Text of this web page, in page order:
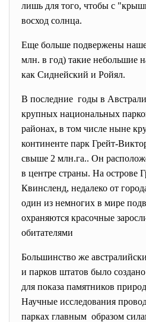
лишь для того, чтобы с
восход солнца.
Еще больше подвержены
млн. в год) такие небольшие
как Сиднейский и Ройял.
В последние годы в
крупных национальных
районах, в том числе ныне
континенте парк Грейт-
свыше 2 млн.га.. Он
в центре страны. На острове
Квинсленд, недалеко от
один из немногих в мире
охраняются красочные
обитателями
Большинство же
и парков штатов было
для показа памятников
Научные исследования
парках главным образом